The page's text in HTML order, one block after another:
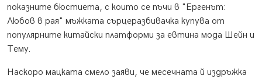
показните бюстиета, с които се пъчи в "Ергенът:
Любов в рая" мъжката сърцеразбивачка купува от
популярните китайски платформи за евтина мода Шейн и
Тему.
Наскоро мацката смело заяви, че месечната й издръжка